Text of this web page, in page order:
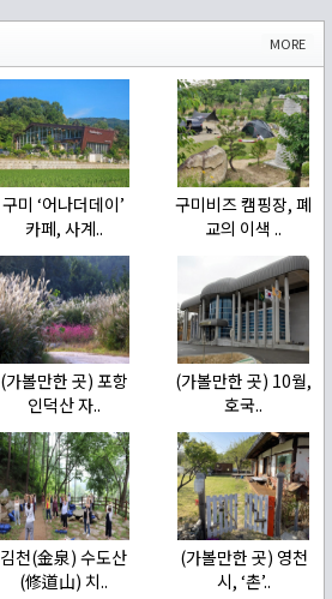
MORE
구미 ‘어나더데이’
카페, 사계..
구미비즈 캠핑장, 폐
교의 이색 ..
(가볼만한 곳) 포항
인덕산 자..
(가볼만한 곳) 10월,
호국..
김천(金泉) 수도산
(修道山) 치..
(가볼만한 곳) 영천
시, ‘촌’..